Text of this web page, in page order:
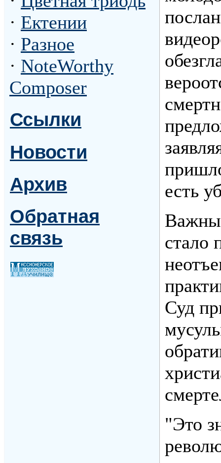
· Ектении
· Разное
· NoteWorthy
Composer
Ссылки
Новости
Архив
Обратная
связь
есть
стало
Суд
"Это